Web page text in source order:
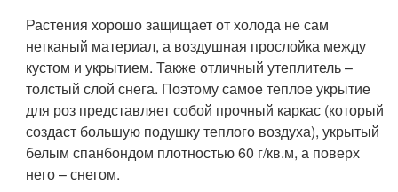
Растения хорошо защищает от холода не сам
нетканый материал, а воздушная прослойка между
кустом и укрытием. Также отличный утеплитель –
толстый слой снега. Поэтому самое теплое укрытие
для роз представляет собой прочный каркас (который
создаст большую подушку теплого воздуха), укрытый
белым спанбондом плотностью 60 г/кв.м, а поверх
него – снегом.